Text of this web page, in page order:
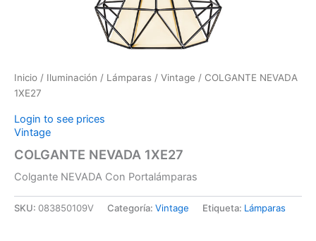
Inicio / Iluminación / Lámparas / Vintage / COLGANTE NEVADA
1XE27
Login to see prices
Vintage
COLGANTE NEVADA 1XE27
Colgante NEVADA Con Portalámparas
SKU: 083850109V Categoría: Vintage Etiqueta: Lámparas